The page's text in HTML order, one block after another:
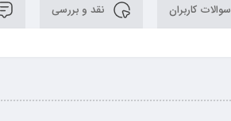
سوالات کاربران نقد و بررسی